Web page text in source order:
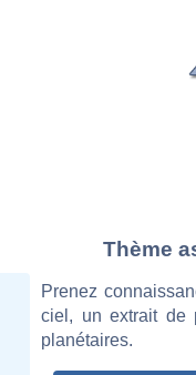
Thème
Prenez
ciel, un extrait de
planétaires.